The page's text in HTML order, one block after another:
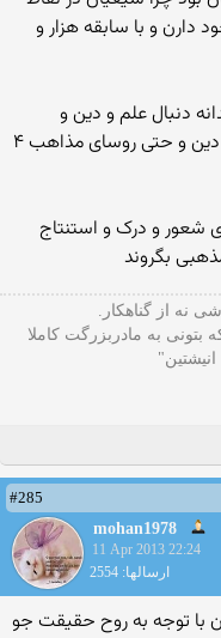
دارن و با سابقه هزار و
دنبال علم و دین و
حقیقت بودن و دلیل اونهم اینهمه علمای دین و حتی روسای مذاهب ۴
شعور و درک و استنتاج
بگروند
نه از گناهکار.
به مادربزرگت کاملا
#285
mohan1978
11 Apr 2013 22:24
ارسالها: 2554
با توجه به روح حقیقت جو